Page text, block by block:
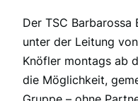
Der TSC Barbarossa
unter der Leitung
Knöfler montags ab
die Möglichkeit,